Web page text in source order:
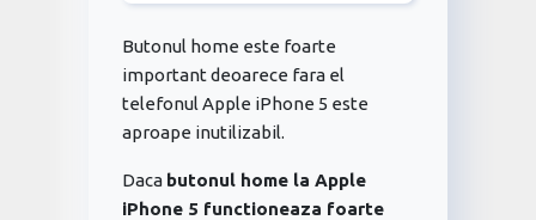
Butonul home este foarte
important deoarece fara el
telefonul Apple iPhone 5 este
aproape inutilizabil.
Daca butonul home la Apple
iPhone 5 functioneaza foarte